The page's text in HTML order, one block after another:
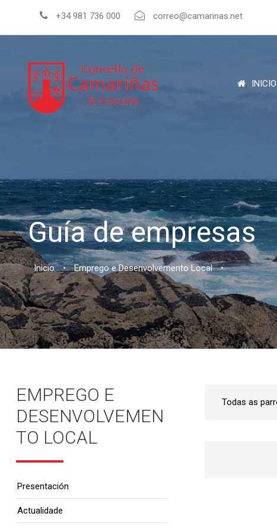
+34 981 736 000 correo@camarinas.net
INICIO
Guía de empresas
Inicio • Emprego e Desenvolvemento Local •
EMPREGO E
DESENVOLVEMEN
TO LOCAL
Presentación
Actualidade